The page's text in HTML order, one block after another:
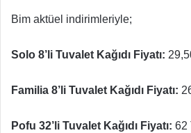
Bim aktüel indirimleriyle;
Solo 8’li Tuvalet Kağıdı Fiyatı:
Familia 8’li Tuvalet Kağıdı Fiyatı:
Pofu 32’li Tuvalet Kağıdı Fiyatı: 62